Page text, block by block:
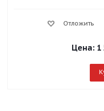
Отложить
Цена: 1